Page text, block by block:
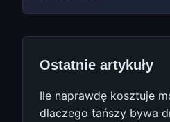
Ostatnie artykuły
Ile naprawdę kosztuje
dlaczego tańszy bywa